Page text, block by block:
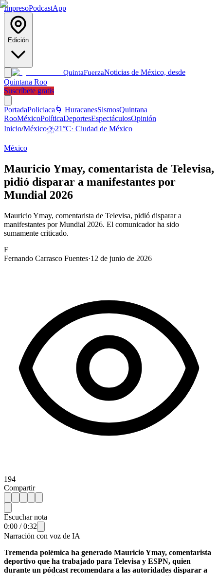
ImpresoPodcastApp
Edición
QuintaFuerzaNoticias de México, desde
Quintana Roo
Suscríbete gratis
PortadaPoliciaca 🌀 HuracanesSismosQuintana
RooMéxicoPolíticaDeportesEspectáculosOpinión
Inicio/México⛈️21°C· Ciudad de México
México
Mauricio Ymay, comentarista de Televisa,
pidió disparar a manifestantes por
Mundial 2026
Mauricio Ymay, comentarista de Televisa, pidió disparar a
manifestantes por Mundial 2026. El comunicador ha sido
sumamente criticado.
F
Fernando Carrasco Fuentes·12 de junio de 2026
194
Compartir
Escuchar nota
0:00 /0:32
Narración con voz de IA
Tremenda polémica ha generado Mauricio Ymay, comentarista
deportivo que ha trabajado para Televisa y ESPN, quien
durante un pódcast recomendara a las autoridades disparar a